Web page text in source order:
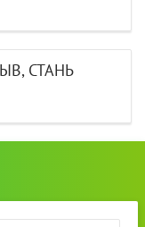
СТАНЬ